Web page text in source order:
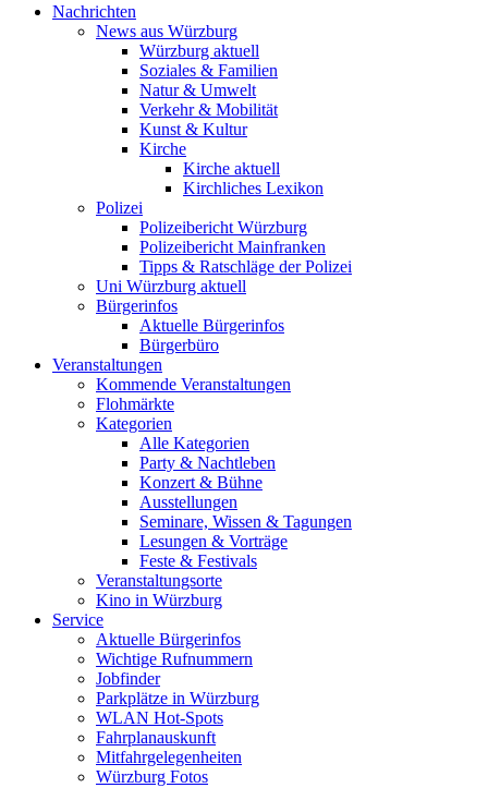
Nachrichten
News aus Würzburg
Würzburg aktuell
Soziales & Familien
Natur & Umwelt
Verkehr & Mobilität
Kunst & Kultur
Kirche
Kirche aktuell
Kirchliches Lexikon
Polizei
Polizeibericht Würzburg
Polizeibericht Mainfranken
Tipps & Ratschläge der Polizei
Uni Würzburg aktuell
Bürgerinfos
Aktuelle Bürgerinfos
Bürgerbüro
Veranstaltungen
Kommende Veranstaltungen
Flohmärkte
Kategorien
Alle Kategorien
Party & Nachtleben
Konzert & Bühne
Ausstellungen
Seminare, Wissen & Tagungen
Lesungen & Vorträge
Feste & Festivals
Veranstaltungsorte
Kino in Würzburg
Service
Aktuelle Bürgerinfos
Wichtige Rufnummern
Jobfinder
Parkplätze in Würzburg
WLAN Hot-Spots
Fahrplanauskunft
Mitfahrgelegenheiten
Würzburg Fotos